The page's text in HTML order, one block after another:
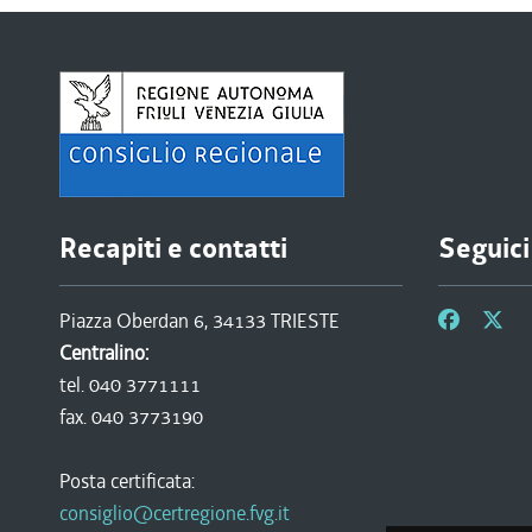
Recapiti e contatti
Piazza Oberdan 6, 34133 TRIESTE
Centralino:
tel. 040 3771111
fax. 040 3773190
Posta certificata:
consiglio@certregione.fvg.it